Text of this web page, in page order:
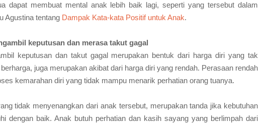
dapat membuat mental anak lebih baik lagi, seperti yang tersebut dalam
Agustina tentang Dampak Kata-kata Positif untuk Anak.
keputusan dan merasa takut gagal
keputusan dan takut gagal merupakan bentuk dari harga diri yang tak
juga merupakan akibat dari harga diri yang rendah. Perasaan rendah
kemarahan diri yang tidak mampu menarik perhatian orang tuanya.
tidak menyenangkan dari anak tersebut, merupakan tanda jika kebutuhan
dengan baik. Anak butuh perhatian dan kasih sayang yang berlimpah dari